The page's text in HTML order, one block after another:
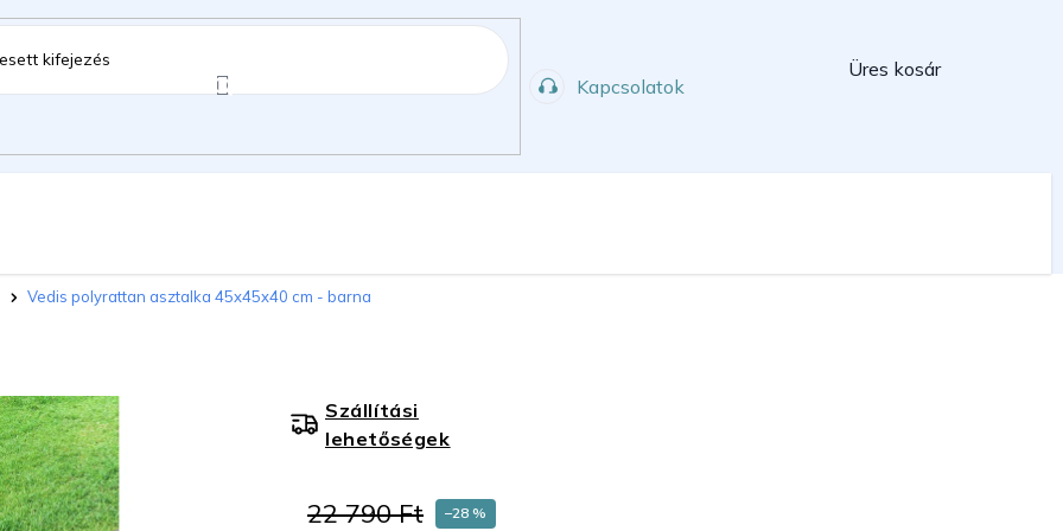
Kapcsolatok
Kosár
Üres kosár
Vedis polyrattan asztalka 45x45x40 cm - barna
22 790 Ft –28 %
Szállítási
lehetőségek